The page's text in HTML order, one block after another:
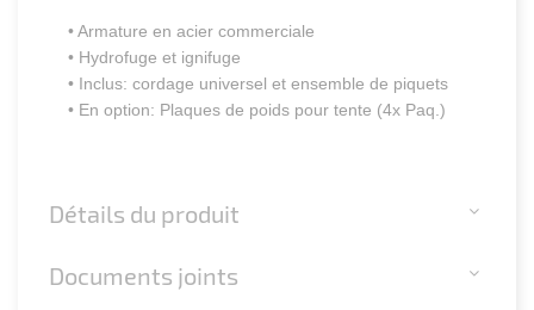
• Armature en acier commerciale
• Hydrofuge et ignifuge
• Inclus: cordage universel et ensemble de piquets
• En option: Plaques de poids pour tente (4x Paq.)
Détails du produit
Documents joints